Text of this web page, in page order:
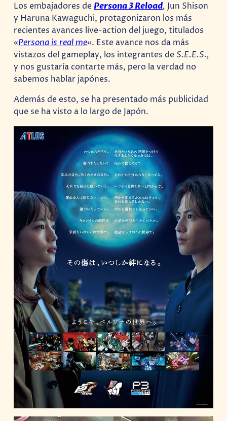
Los embajadores de Persona 3 Reload, Jun Shison
y Haruna Kawaguchi, protagonizaron los más
recientes avances live-action del juego, titulados
«Persona is real me«. Este avance nos da más
vistazos del gameplay, los integrantes de S.E.E.S.,
y nos gustaría contarte más, pero la verdad no
sabemos hablar japónes.
Además de esto, se ha presentado más publicidad
que se ha visto a lo largo de Japón.